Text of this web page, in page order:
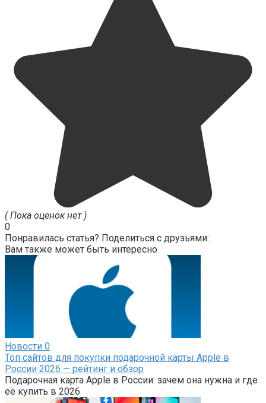
( Пока оценок нет )
0
Понравилась статья? Поделиться с друзьями:
Вам также может быть интересно
Новости 0
Топ сайтов для покупки подарочной карты Apple в
России 2026 — рейтинг и обзор
Подарочная карта Apple в России: зачем она нужна и где
её купить в 2026